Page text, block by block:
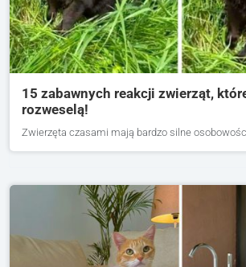
15 zabawnych reakcji zwierząt,
rozweselą!
Zwierzęta czasami mają bardzo silne